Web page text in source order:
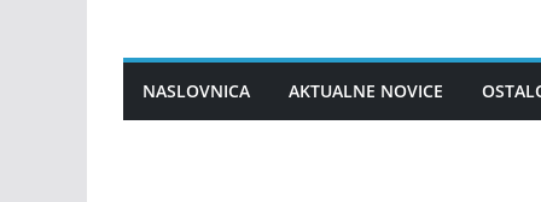
contentNASLOVNICA AKTUALNE NOVICE